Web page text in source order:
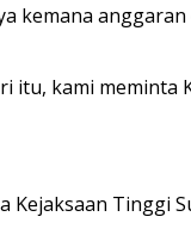
kemana
kami meminta
Tinggi